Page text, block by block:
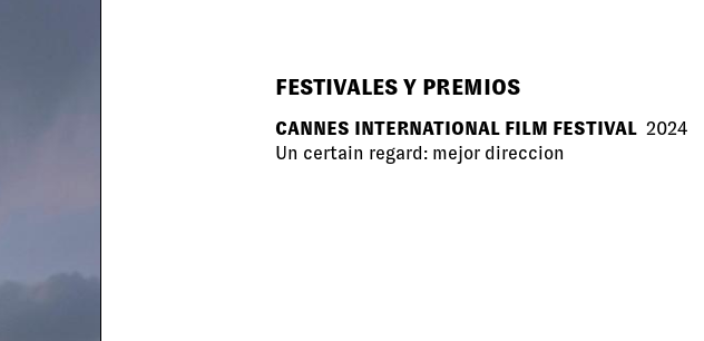
FESTIVALES Y PREMIOS
CANNES INTERNATIONAL FILM FESTIVAL 2024
Un certain regard: mejor direccion